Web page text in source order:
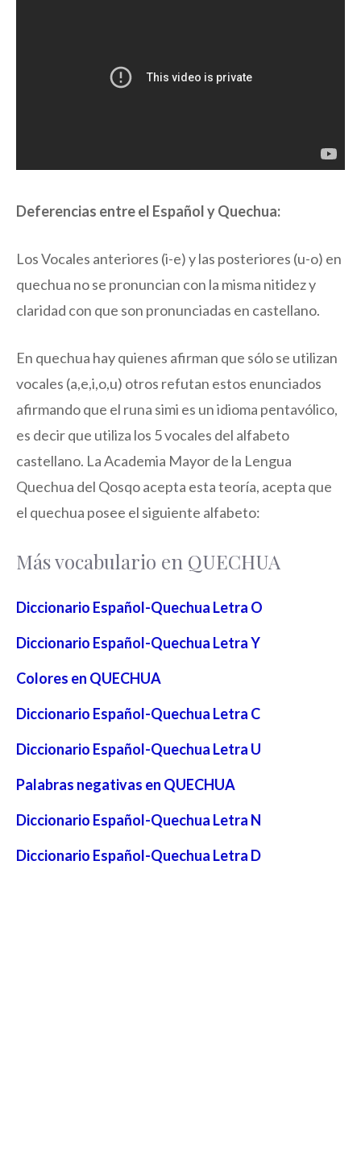
Deferencias entre el Español y Quechua:
Los Vocales anteriores (i-e) y las posteriores (u-o) en
quechua no se pronuncian con la misma nitidez y
claridad con que son pronunciadas en castellano.
En quechua hay quienes afirman que sólo se utilizan
vocales (a,e,i,o,u) otros refutan estos enunciados
afirmando que el runa simi es un idioma pentavólico,
es decir que utiliza los 5 vocales del alfabeto
castellano. La Academia Mayor de la Lengua
Quechua del Qosqo acepta esta teoría, acepta que
el quechua posee el siguiente alfabeto:
Más vocabulario en QUECHUA
Diccionario Español-Quechua Letra O
Diccionario Español-Quechua Letra Y
Colores en QUECHUA
Diccionario Español-Quechua Letra C
Diccionario Español-Quechua Letra U
Palabras negativas en QUECHUA
Diccionario Español-Quechua Letra N
Diccionario Español-Quechua Letra D